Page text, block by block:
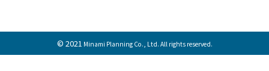
© 2021 Minami Planning Co., Ltd. All rights reserved.